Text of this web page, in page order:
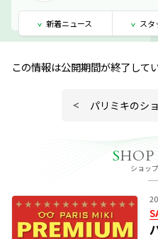
新着ニュース スタ
この情報は公開期間が終了してい
パリミキのシ
SHOP
ショッ